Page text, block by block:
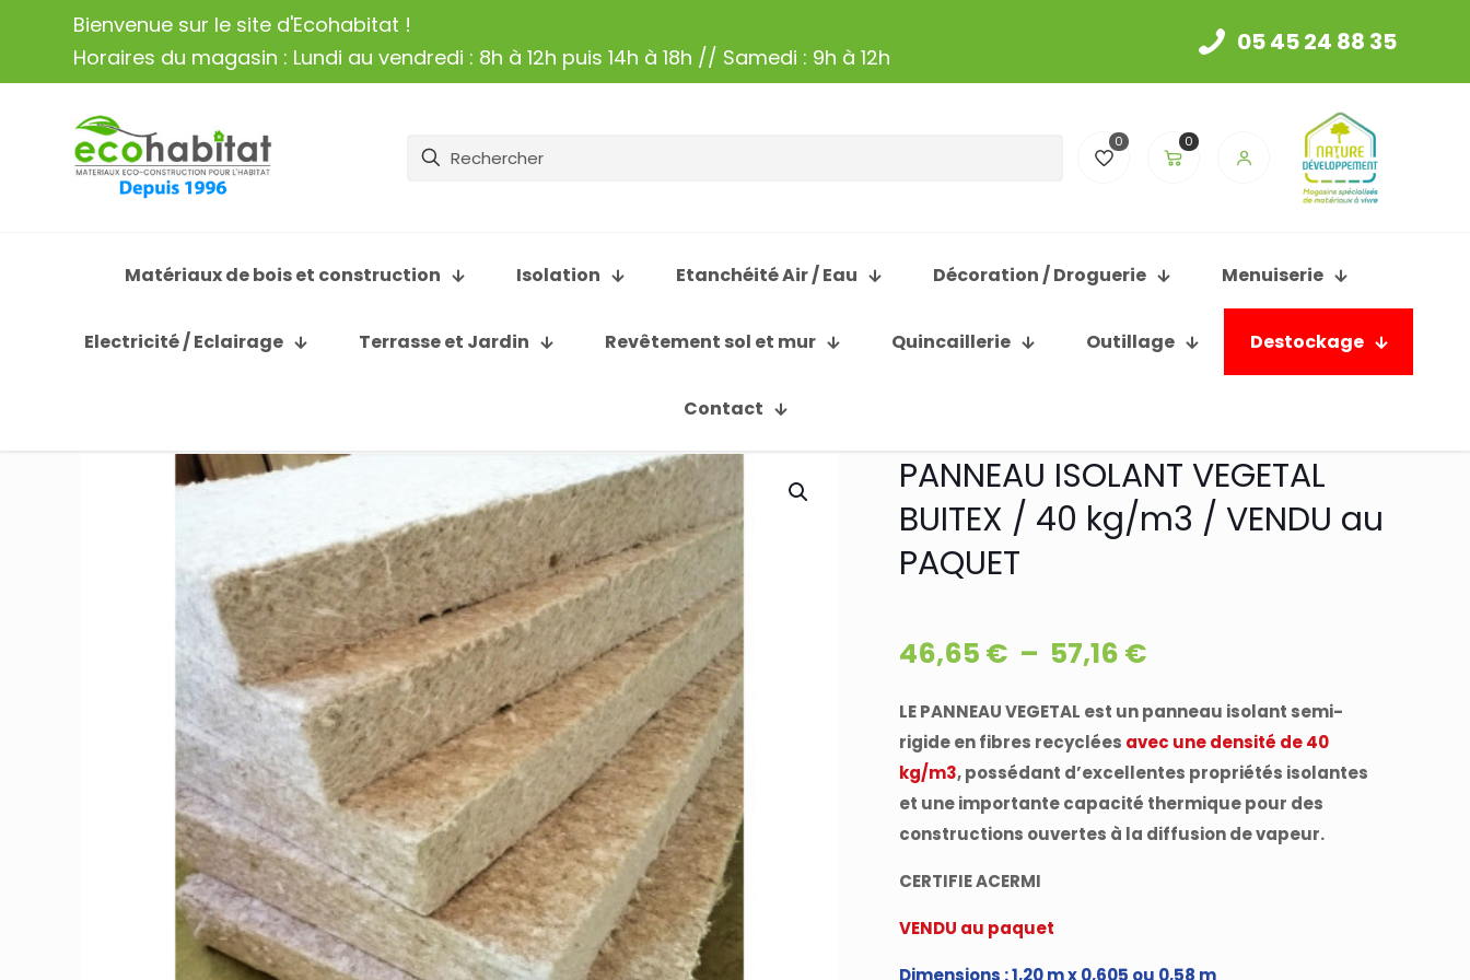
Bienvenue sur le site d'Ecohabitat !
Horaires du magasin : Lundi au vendredi : 8h à 12h puis 14h à 18h // Samedi : 9h à 12h
05 45 24 88 35
0 0
Matériaux de bois et construction Isolation Etanchéité Air / Eau Décoration / Droguerie Menuiserie
Electricité / Eclairage Terrasse et Jardin Revêtement sol et mur Quincaillerie Outillage Destockage
Contact
PANNEAU ISOLANT VEGETAL
BUITEX / 40 kg/m3 / VENDU au
PAQUET
46,65 € – 57,16 €
prix :
46,65 €
à
57,16 €
LE PANNEAU VEGETAL est un panneau isolant semi-
rigide en fibres recyclées avec une densité de 40
kg/m3, possédant d’excellentes propriétés isolantes
et une importante capacité thermique pour des
constructions ouvertes à la diffusion de vapeur.
CERTIFIE ACERMI
VENDU au paquet